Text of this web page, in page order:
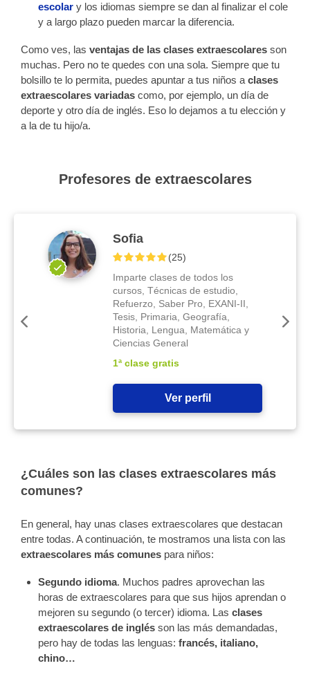
escolar y los idiomas siempre se dan al finalizar el cole
y a largo plazo pueden marcar la diferencia.
Como ves, las ventajas de las clases extraescolares son
muchas. Pero no te quedes con una sola. Siempre que tu
bolsillo te lo permita, puedes apuntar a tus niños a clases
extraescolares variadas como, por ejemplo, un día de
deporte y otro día de inglés. Eso lo dejamos a tu elección y
a la de tu hijo/a.
Profesores de extraescolares
Sofia
(25)
Imparte clases de todos los
cursos, Técnicas de estudio,
Refuerzo, Saber Pro, EXANI-II,
Tesis, Primaria, Geografía,
Historia, Lengua, Matemática y
Ciencias General
1ª clase gratis
Ver perfil
¿Cuáles son las clases extraescolares más
comunes?
En general, hay unas clases extraescolares que destacan
entre todas. A continuación, te mostramos una lista con las
extraescolares más comunes para niños:
Segundo idioma. Muchos padres aprovechan las
horas de extraescolares para que sus hijos aprendan o
mejoren su segundo (o tercer) idioma. Lasclases
extraescolares de inglés son las más demandadas,
pero hay de todas las lenguas:francés, italiano,
chino…